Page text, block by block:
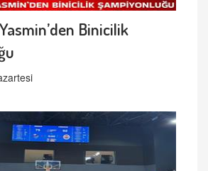
Binicilik